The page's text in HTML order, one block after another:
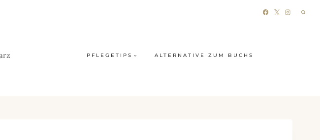
PFLEGETIPS ALTERNATIVE ZUM BUCHS